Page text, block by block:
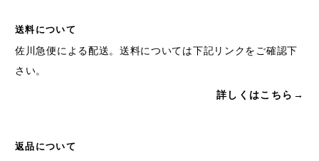
送料について
佐川急便による配送。送料については下記リンクをご確認下
さい。
詳しくはこちら→
返品について